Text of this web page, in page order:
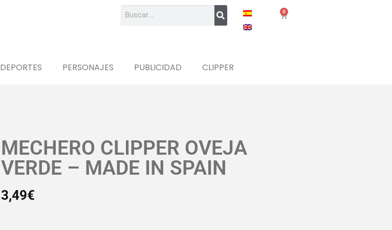
0
DEPORTES PERSONAJES PUBLICIDAD CLIPPER
MECHERO CLIPPER OVEJA
VERDE – MADE IN SPAIN
3,49€